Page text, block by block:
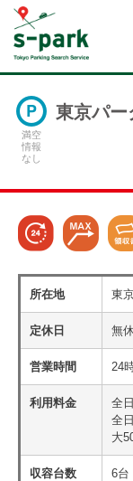
満空
情報
なし
東京パー
所在地 東
定休日 無
営業時間 24
利用料金
全
全
大
収容台数 6台